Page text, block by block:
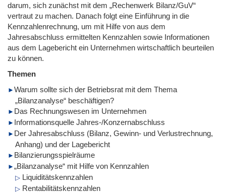
darum, sich zunächst mit dem „Rechenwerk Bilanz/GuV“
vertraut zu machen. Danach folgt eine Einführung in die
Kennzahlenrechnung, um mit Hilfe von aus dem
Jahresabschluss ermittelten Kennzahlen sowie Informationen
aus dem Lagebericht ein Unternehmen wirtschaftlich beurteilen
zu können.
Themen
Warum sollte sich der Betriebsrat mit dem Thema
„Bilanzanalyse“ beschäftigen?
Das Rechnungswesen im Unternehmen
Informationsquelle Jahres-/Konzernabschluss
Der Jahresabschluss (Bilanz, Gewinn- und Verlustrechnung,
Anhang) und der Lagebericht
Bilanzierungsspielräume
„Bilanzanalyse“ mit Hilfe von Kennzahlen
Liquiditätskennzahlen
Rentabilitätskennzahlen